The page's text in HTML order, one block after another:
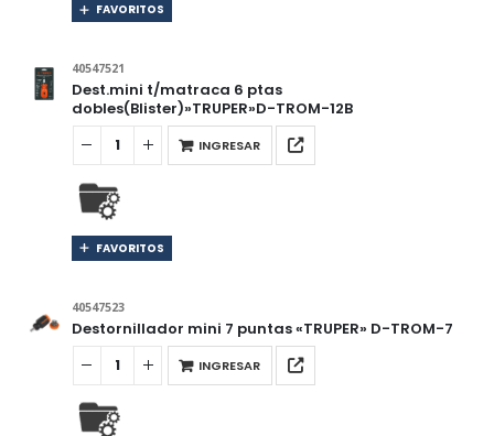
FAVORITOS
40547521
Dest.mini t/matraca 6 ptas
dobles(Blister)»TRUPER»D-TROM-12B
INGRESAR
FAVORITOS
40547523
Destornillador mini 7 puntas «TRUPER» D-TROM-7
INGRESAR